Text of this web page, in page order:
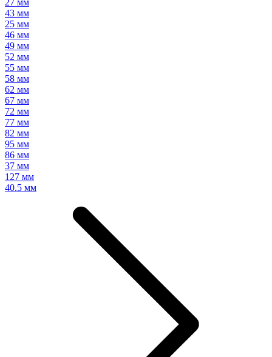
27 мм
43 мм
25 мм
46 мм
49 мм
52 мм
55 мм
58 мм
62 мм
67 мм
72 мм
77 мм
82 мм
95 мм
86 мм
37 мм
127 мм
40.5 мм